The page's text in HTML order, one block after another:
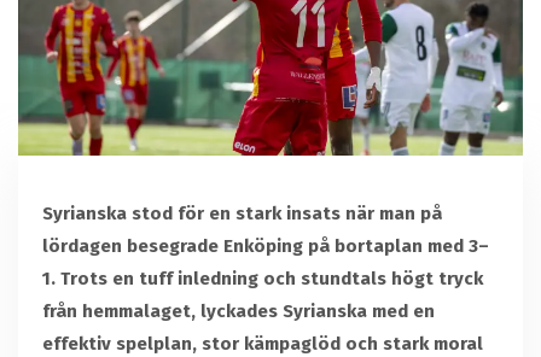
Syrianska stod för en stark insats när man på
lördagen besegrade Enköping på bortaplan med 3–
1. Trots en tuff inledning och stundtals högt tryck
från hemmalaget, lyckades Syrianska med en
effektiv spelplan, stor kämpaglöd och stark moral